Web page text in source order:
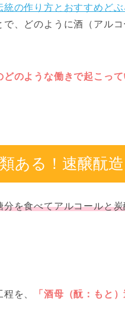
の作り方とおすすめどぶ
、どのように酒（アル
のような働きで起こっ
ある！速醸酛
分を食べてアルコールと
を、 「酒母（酛：もと）